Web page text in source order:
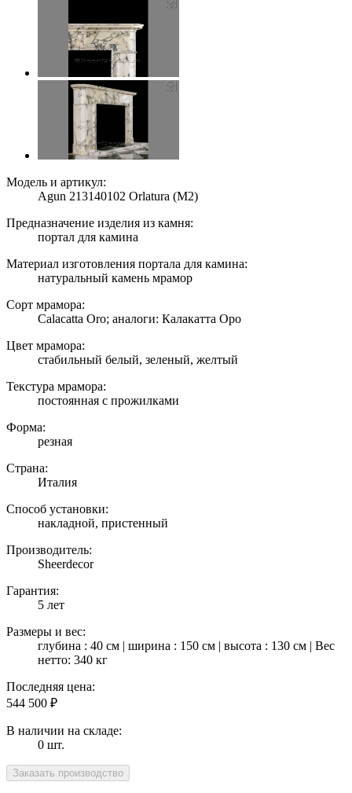
Модель и артикул:
Agun 213140102 Orlatura (M2)
Предназначение изделия из камня:
портал для камина
Материал изготовления портала для камина:
натуральный камень мрамор
Сорт мрамора:
Calacatta Oro; аналоги: Калакатта Оро
Цвет мрамора:
стабильный белый, зеленый, желтый
Текстура мрамора:
постоянная с прожилками
Форма:
резная
Страна:
Италия
Способ установки:
накладной, пристенный
Производитель:
Sheerdecor
Гарантия:
5 лет
Размеры и вес:
глубина : 40 см | ширина : 150 см | высота : 130 см | Вес
нетто: 340 кг
Последняя цена:
544 500 ₽
В наличии на складе:
0 шт.